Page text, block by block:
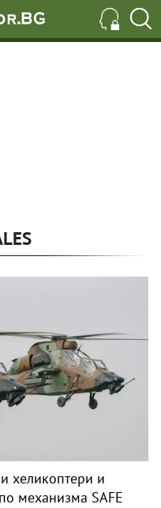
хеликоптери и
механизма SAFE